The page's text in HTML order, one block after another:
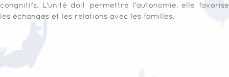
congnitifs. L'unité doit permettre l'autonomie, elle favorise
les échanges et les relations avec les familles.